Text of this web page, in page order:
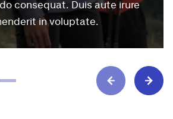
consequat. Duis aute irure
in voluptate.